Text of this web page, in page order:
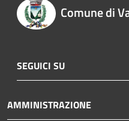
Comune di
SEGUICI SU
AMMINISTRAZIONE